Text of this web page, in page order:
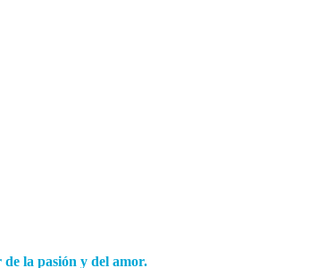
la pasión y del amor.